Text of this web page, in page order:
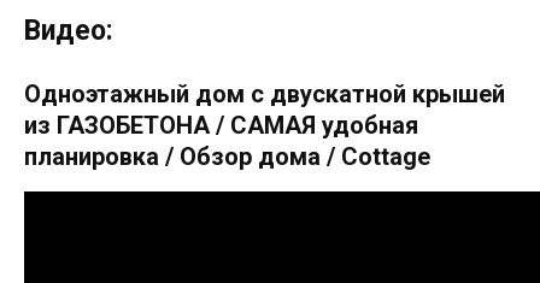
Видео:
Одноэтажный дом с двускатной крышей
из ГАЗОБЕТОНА / САМАЯ удобная
планировка / Обзор дома / Cottage